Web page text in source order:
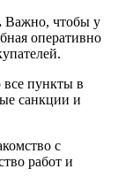
Важно, чтобы у
оперативно
все пункты в
санкции и
с
работ и